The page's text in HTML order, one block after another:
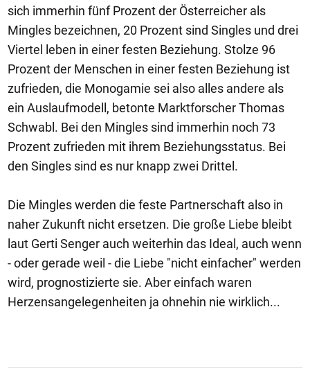
sich immerhin fünf Prozent der Österreicher als
Mingles bezeichnen, 20 Prozent sind Singles und drei
Viertel leben in einer festen Beziehung. Stolze 96
Prozent der Menschen in einer festen Beziehung ist
zufrieden, die Monogamie sei also alles andere als
ein Auslaufmodell, betonte Marktforscher Thomas
Schwabl. Bei den Mingles sind immerhin noch 73
Prozent zufrieden mit ihrem Beziehungsstatus. Bei
den Singles sind es nur knapp zwei Drittel.
Die Mingles werden die feste Partnerschaft also in
naher Zukunft nicht ersetzen. Die große Liebe bleibt
laut Gerti Senger auch weiterhin das Ideal, auch wenn
- oder gerade weil - die Liebe "nicht einfacher" werden
wird, prognostizierte sie. Aber einfach waren
Herzensangelegenheiten ja ohnehin nie wirklich...